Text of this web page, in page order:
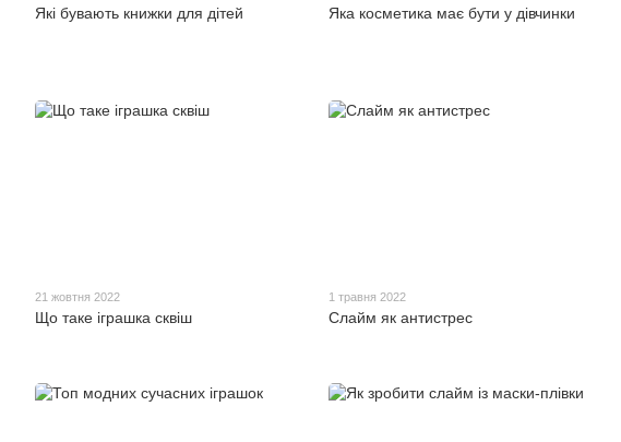
Які бувають книжки для дітей Яка косметика має бути у дівчинки
21 жовтня 2022
Що таке іграшка сквіш
1 травня 2022
Слайм як антистрес